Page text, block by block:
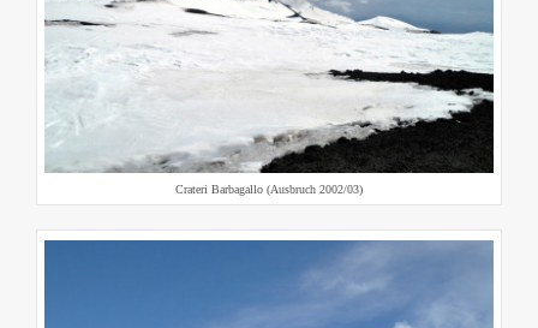
Crateri Barbagallo (Ausbruch 2002/03)